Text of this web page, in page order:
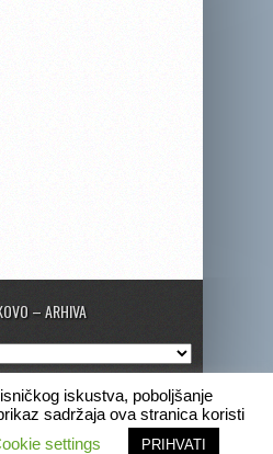
– ARHIVA
iskustva, poboljšanje
sadržaja ova stranica koristi
settings PRIHVATI